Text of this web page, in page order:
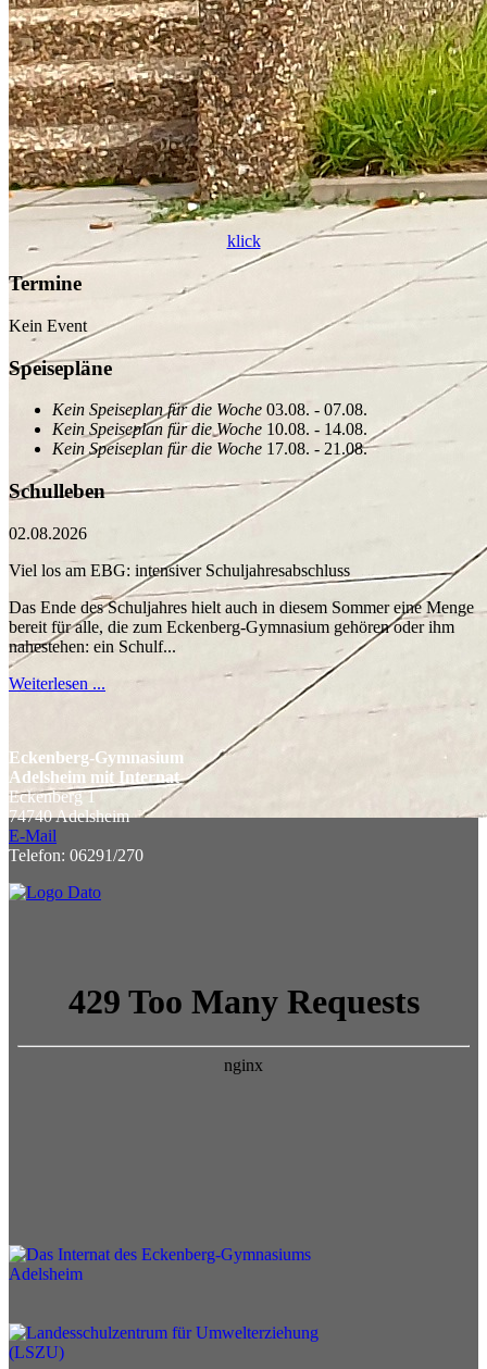
klick
Termine
Kein Event
Speisepläne
Kein Speiseplan für die Woche 03.08. - 07.08.
Kein Speiseplan für die Woche 10.08. - 14.08.
Kein Speiseplan für die Woche 17.08. - 21.08.
Schulleben
02.08.2026
Viel los am EBG: intensiver Schuljahresabschluss
Das Ende des Schuljahres hielt auch in diesem Sommer eine Menge
bereit für alle, die zum Eckenberg-Gymnasium gehören oder ihm
nahestehen: ein Schulf...
Weiterlesen ...
Eckenberg-Gymnasium
Adelsheim mit Internat
Eckenberg 1
74740 Adelsheim
E-Mail
Telefon: 06291/270